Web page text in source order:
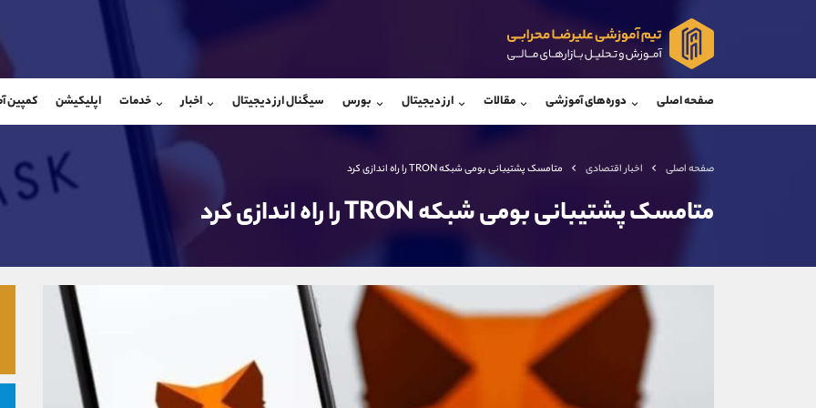
صفحه اصلی دوره‌های آموزشی مقالات ارز دیجیتال بورس سیگنال ارز دیجیتال اخبار خدمات اپلیکیشن کمپین
صفحه اصلی اخبار اقتصادی متامسک پشتیبانی بومی شبکه TRON را راه اندازی کرد
متامسک پشتیبانی بومی شبکه TRON را راه اندازی کرد
@Armteam_admin_por
@Armteam_admin_103
بدون پیش شماره